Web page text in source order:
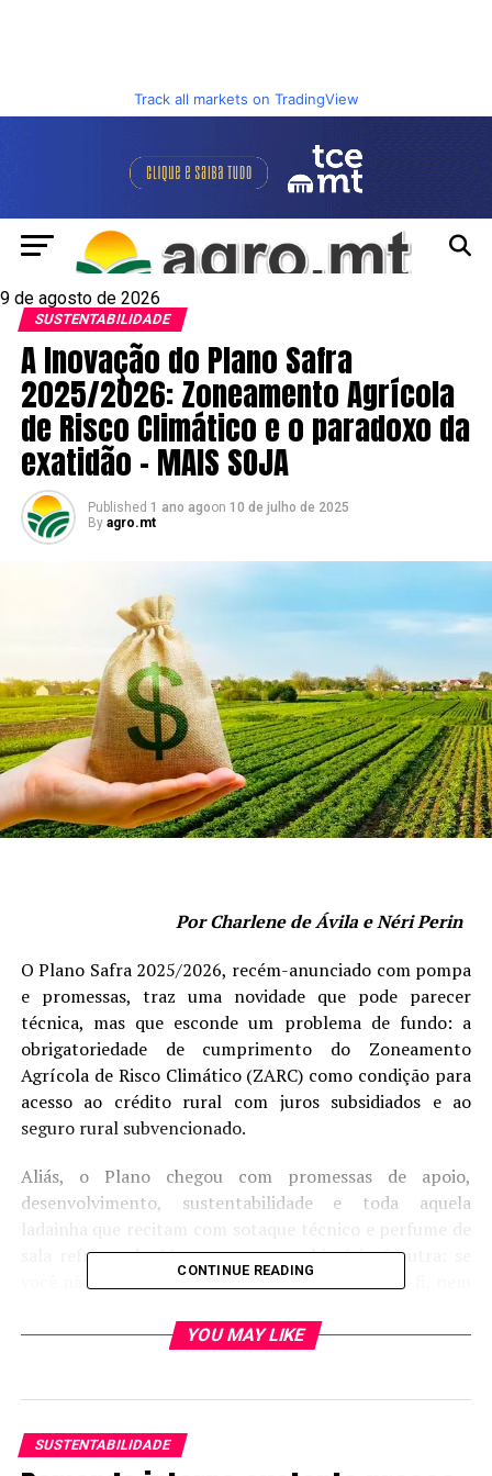
Track all markets on TradingView
9 de agosto de 2026
SUSTENTABILIDADE
A Inovação do Plano Safra
2025/2026: Zoneamento Agrícola
de Risco Climático e o paradoxo da
exatidão – MAIS SOJA
Published 1 ano agoon 10 de julho de 2025
By agro.mt
Por Charlene de Ávila e Néri Perin
O Plano Safra 2025/2026, recém-anunciado com pompa
e promessas, traz uma novidade que pode parecer
técnica, mas que esconde um problema de fundo: a
obrigatoriedade de cumprimento do Zoneamento
Agrícola de Risco Climático (ZARC) como condição para
acesso ao crédito rural com juros subsidiados e ao
seguro rural subvencionado.
Aliás, o Plano chegou com promessas de apoio,
desenvolvimento, sustentabilidade e toda aquela
ladainha que recitam com sotaque técnico e perfume de
sala refrigerada. Mas no campo, a história é outra: se
você não tem consultor, não tem trator com wi-fi, nem
safra pode virar safra sem plano.
agrícola. Só planta quem obedece. Quem ousar fugir da
“janela ideal”, mesmo que por chuva fora de hora, trator
CONTINUE READING
YOU MAY LIKE
SUSTENTABILIDADE